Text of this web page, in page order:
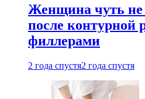
Женщина чуть не
после контурной
филлерами
2 года спустя2 года спустя